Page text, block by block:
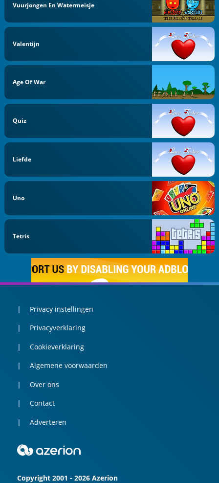
Vuurjongen En Watermeisje
Valentijn
Age Of War
Quiz
Liefde
Uno
Tetris
Privacy instellingen
Privacyverklaring
Cookieverklaring
Algemene voorwaarden
Over ons
Contact
Adverteren
Copyright 2001 - 2026 Azerion